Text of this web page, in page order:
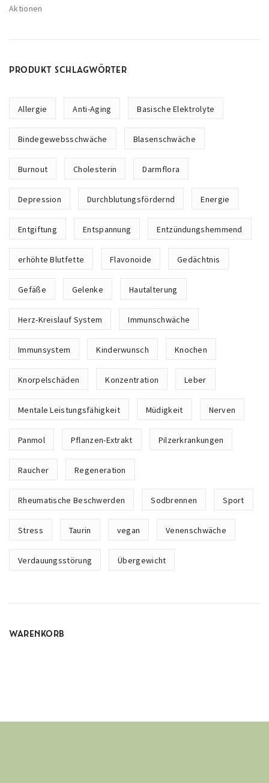
Aktionen
PRODUKT SCHLAGWÖRTER
Allergie Anti-Aging Basische Elektrolyte
Bindegewebsschwäche Blasenschwäche
Burnout Cholesterin Darmflora
Depression Durchblutungsfördernd Energie
Entgiftung Entspannung Entzündungshemmend
erhöhte Blutfette Flavonoide Gedächtnis
Gefäße Gelenke Hautalterung
Herz-Kreislauf System Immunschwäche
Immunsystem Kinderwunsch Knochen
Knorpelschäden Konzentration Leber
Mentale Leistungsfähigkeit Müdigkeit Nerven
Panmol Pflanzen-Extrakt Pilzerkrankungen
Raucher Regeneration
Rheumatische Beschwerden Sodbrennen Sport
Stress Taurin vegan Venenschwäche
Verdauungsstörung Übergewicht
WARENKORB